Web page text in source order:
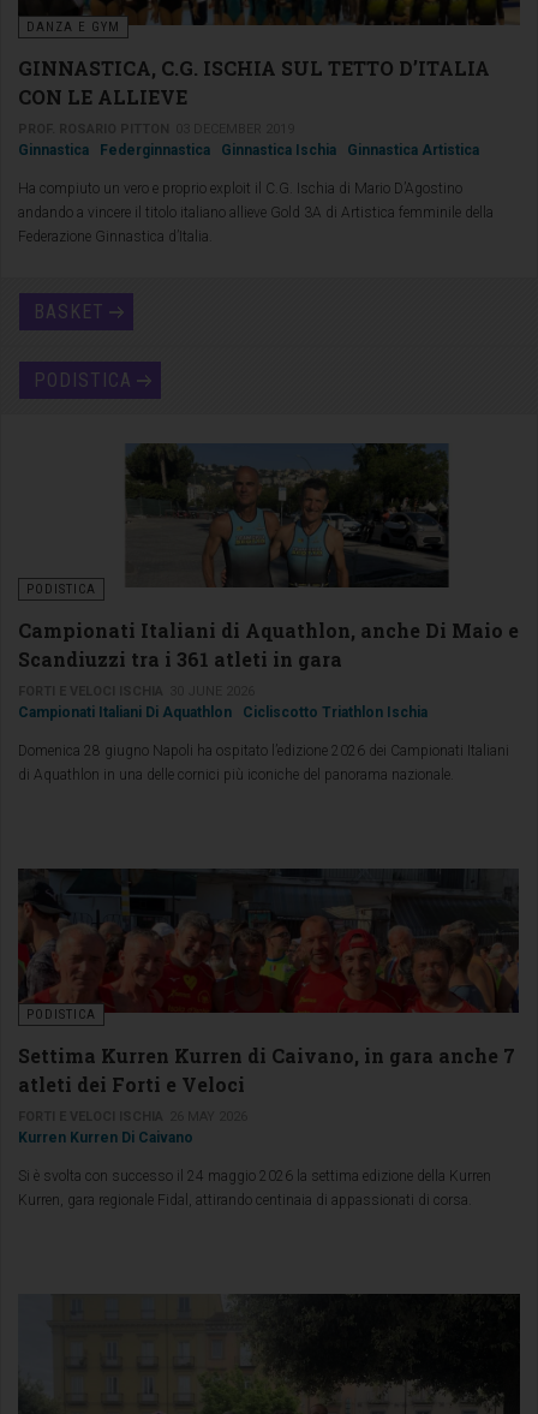
DANZA E GYM
GINNASTICA, C.G. ISCHIA SUL TETTO D’ITALIA
CON LE ALLIEVE
Ginnastica Federginnastica Ginnastica Ischia Ginnastica Artistica
Ha compiuto un vero e proprio exploit il C.G. Ischia di Mario D’Agostino
andando a vincere il titolo italiano allieve Gold 3A di Artistica femminile della
Federazione Ginnastica d’Italia.
BASKET
PODISTICA
PODISTICA
Campionati Italiani di Aquathlon, anche Di Maio e
Scandiuzzi tra i 361 atleti in gara
Campionati Italiani Di Aquathlon Cicliscotto Triathlon Ischia
Domenica 28 giugno Napoli ha ospitato l’edizione 2026 dei Campionati Italiani
di Aquathlon in una delle cornici più iconiche del panorama nazionale.
PODISTICA
Settima Kurren Kurren di Caivano, in gara anche 7
atleti dei Forti e Veloci
Kurren Kurren Di Caivano
Si è svolta con successo il 24 maggio 2026 la settima edizione della Kurren
Kurren, gara regionale Fidal, attirando centinaia di appassionati di corsa.